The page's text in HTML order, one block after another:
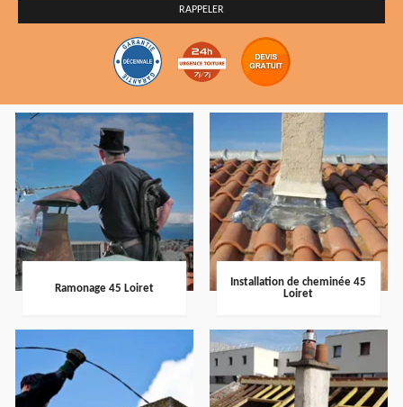
Ramonage 45 Loiret
Installation de cheminée 45
Loiret